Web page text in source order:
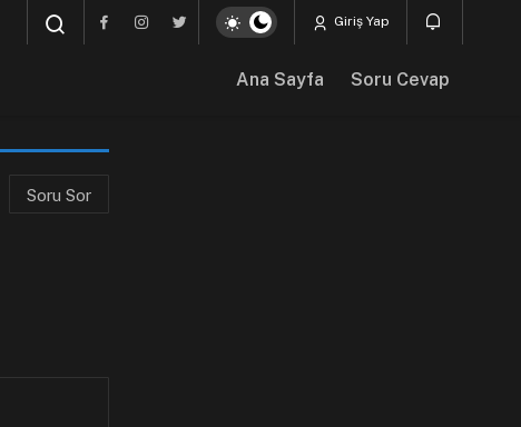
Giriş Yap
Ana Sayfa Soru Cevap
Soru Sor